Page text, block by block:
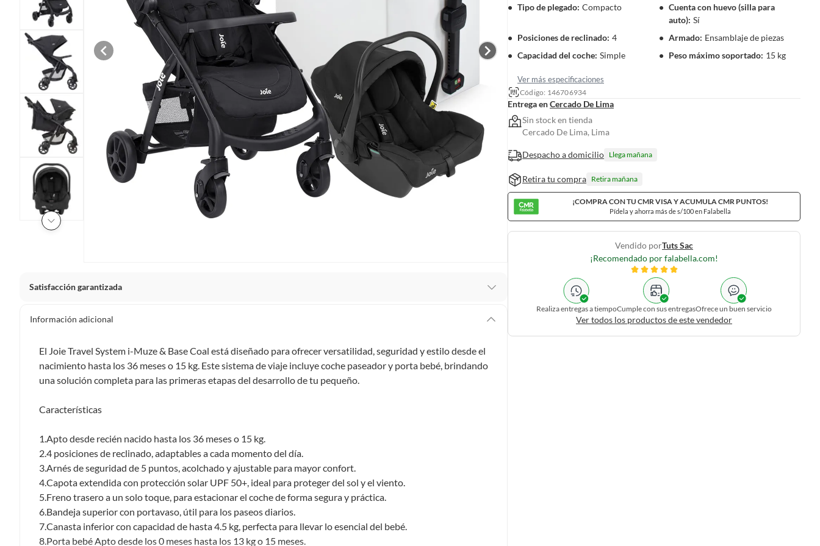
Satisfacción garantizada
pueden devolver ni cambiar. Conoce cuáles son:
Productos vendidos porFalabella, Tottus y otros vendedores tienen:
48 horas: cemento, mezclas de hormigón, morteros, yeso y otros productos para asfalto, hormigón, albañilería.
48 horas: cemento, mezclas de hormigón, morteros, yeso y otros productos para asfalto.
7 días: productos eléctricos o a combustión, electrodomésticos, tecnología, línea blanca, colchones, muebles, bicicletas y
máquinas.
No se pueden devolver o cambiar bajo cambio de opinión
Productos de compra internacional.
Productos comprados en Outlet Atocongo.
Productos perecibles como alimentos, bebidas, medicamentos, suplementos alimenticios, vitaminas.
Información adicional
El Joie Travel System i-Muze & Base Coal está diseñado para ofrecer versatilidad, seguridad y estilo desde el
nacimiento hasta los 36 meses o 15 kg. Este sistema de viaje incluye coche paseador y porta bebé, brindando
una solución completa para las primeras etapas del desarrollo de tu pequeño.
Características
1.Apto desde recién nacido hasta los 36 meses o 15 kg.
2.4 posiciones de reclinado, adaptables a cada momento del día.
3.Arnés de seguridad de 5 puntos, acolchado y ajustable para mayor confort.
4.Capota extendida con protección solar UPF 50+, ideal para proteger del sol y el viento.
5.Freno trasero a un solo toque, para estacionar el coche de forma segura y práctica.
6.Bandeja superior con portavaso, útil para los paseos diarios.
7.Canasta inferior con capacidad de hasta 4.5 kg, perfecta para llevar lo esencial del bebé.
8.Porta bebé Apto desde los 0 meses hasta los 13 kg o 15 meses.
Tipo de plegado: Compacto
Cuenta con huevo (silla para
auto): Sí
Posiciones de reclinado: 4 Armado: Ensamblaje de piezas
Capacidad del coche: Simple Peso máximo soportado: 15 kg
Ver más especificaciones
Código: 146706934
Entrega enCercado De Lima
Sin stock en tienda
Cercado De Lima, Lima
Despacho a domicilio Llega mañana
Retira tu compra Retira mañana
¡COMPRA CON TU CMR VISA Y ACUMULA CMR PUNTOS!
Pídela y ahorra más de s/100 en Falabella
Vendido porTuts Sac
¡Recomendado por falabella.com!
Realiza entregas a tiempoCumple con sus entregasOfrece un buen servicio
Ver todos los productos de este vendedor